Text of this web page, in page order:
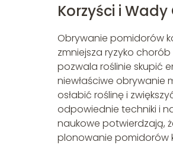
Korzyści i
Obrywanie pomidorów
zmniejsza ryzyko
pozwala roślinie skupić
niewłaściwe obrywanie
osłabić roślinę i
odpowiednie techniki i
naukowe potwierdzają,
plonowanie pomidorów